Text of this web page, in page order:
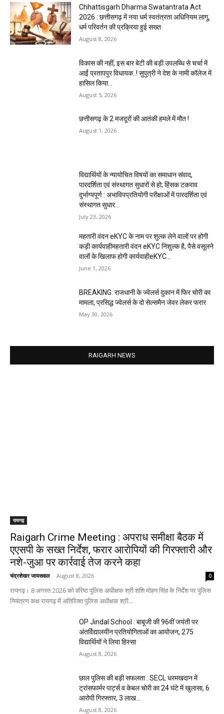
Chhattisgarh Dharma Swatantrata Act
2026 : छत्तीसगढ़ में नया धर्म स्वतंत्रता अधिनियम लागू,
धर्म परिवर्तन की प्रक्रिया हुई सख्त
August 8, 2026
विकास की नहीं, इस बार बेटी की बड़ी उपलब्धि से चर्चा में
आईं प्रतापपुर विधायक..! सुपुत्री ने देश के नामी कॉलेज में
हासिल किया...
August 5, 2026
छत्तीसगढ़ के 2 मजदूरों की आतंकी हमले में मौत !
August 1, 2026
विद्यार्थियों के न्यायोचित विषयों का समाधान संवाद,
पारदर्शिता एवं संस्थागत सुधारों से हो; हिंसक टकराव
दुर्भाग्यपूर्ण : अभाविपप्रतियोगी परीक्षाओं में पारदर्शिता एवं
संस्थागत सुधार...
July 23, 2026
महतारी वंदन eKYC के नाम पर शुल्क लेने वालों पर होगी
कड़ी कार्यवाहीमहतारी वंदन eKYC निशुल्क है, पैसे वसूलने
वालों के खिलाफ होगी कार्यवाहीeKYC...
June 1, 2026
BREAKING: राजधानी के ज्वेलर्स दुकान में फिर चोरी का
मामला, प्रसिद्ध ज्वेलर्स के दो सेल्समैन जेवर लेकर फरार
May 30, 2026
RAIGARH NEWS
रायगढ़
Raigarh Crime Meeting : अपराध समीक्षा बैठक में
एएसपी के सख्त निर्देश, फरार आरोपियों की गिरफ्तारी और
नशे-जुआ पर कार्रवाई तेज करने कहा
चंद्रशेखर जायसवाल - August 8, 2026 0
रायगढ़। 8 अगस्त 2026 को वरिष्ठ पुलिस अधीक्षक श्री शशि मोहन सिंह के निर्देश पर पुलिस
नियंत्रण कक्ष रायगढ़ में अतिरिक्त पुलिस अधीक्षक श्री...
OP Jindal School : बाबूजी की 96वीं जयंती पर
अंतर्विद्यालयीन प्रतियोगिताओं का आयोजन, 275
विद्यार्थियों ने लिया हिस्सा
August 8, 2026
छाल पुलिस की बड़ी सफलता : SECL धरमखदान में
ट्रांसफार्मर पार्ट्स व केबल चोरी का 24 घंटे में खुलासा, 6
आरोपी गिरफ्तार, ₹3 लाख...
August 8, 2026